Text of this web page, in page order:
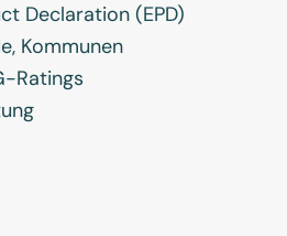
Declaration (EPD)
Kommunen
Ratings